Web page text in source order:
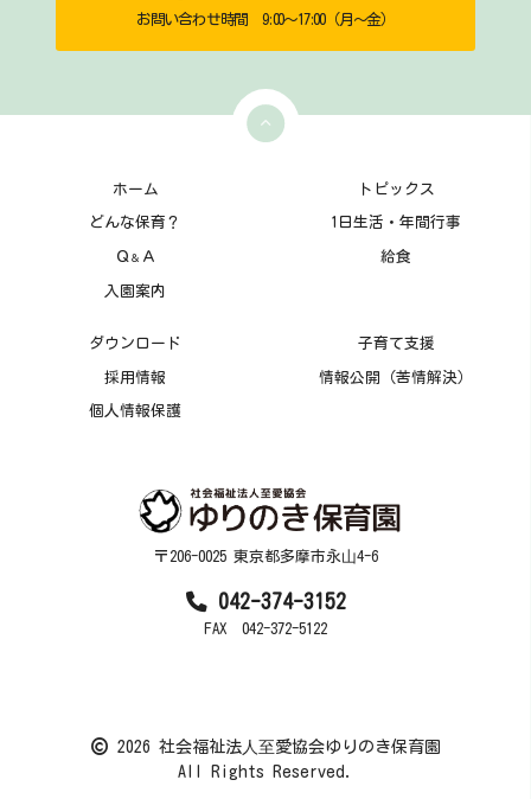
お問い合わせ時間 9:00～17:00（月～金）
ホーム トピックス
どんな保育？ 1日生活・年間行事
Ｑ ＆ Ａ 給食
入園案内
ダウンロード 子育て支援
採用情報 情報公開（苦情解決）
個人情報保護
〒206-0025 東京都多摩市永⼭4-6
042-374-3152
FAX 042-372-5122
2026 社会福祉法⼈⾄愛協会ゆりのき保育園
All Rights Reserved.